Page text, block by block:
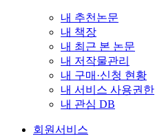
내 추천논문
내 책장
내 최근 본 논문
내 저작물관리
내 구매·신청 현황
내 서비스 사용권한
내 관심 DB
회원서비스